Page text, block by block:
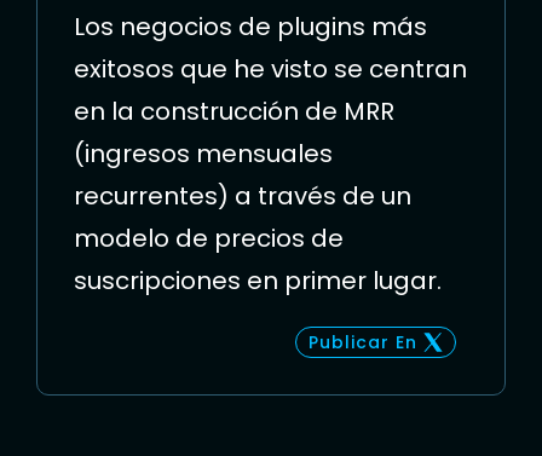
Los negocios de plugins más
exitosos que he visto se centran
en la construcción de MRR
(ingresos mensuales
recurrentes) a través de un
modelo de precios de
suscripciones en primer lugar.
Publicar En